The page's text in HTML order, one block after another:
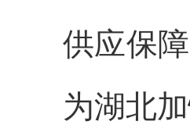
供应保
为湖北